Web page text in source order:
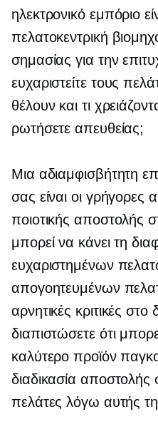
ηλεκτρονικό εμπόριο
πελατοκεντρική
σημασίας για την
ευχαριστείτε τους
θέλουν και τι
ρωτήσετε απευθείας;
Μια αδιαμφισβήτητη
σας είναι οι
ποιοτικής αποστολής
μπορεί να κάνει τη
ευχαριστημένων
απογοητευμένων
αρνητικές κριτικές στο
διαπιστώσετε ότι
καλύτερο προϊόν
διαδικασία αποστολής
πελάτες λόγω αυτής